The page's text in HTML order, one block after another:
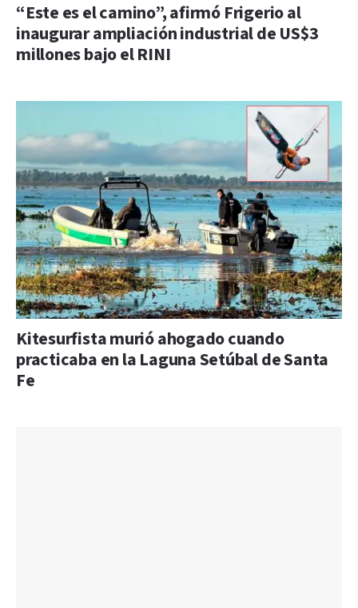
“Este es el camino”, afirmó Frigerio al
inaugurar ampliación industrial de US$3
millones bajo el RINI
Kitesurfista murió ahogado cuando
practicaba en la Laguna Setúbal de Santa
Fe